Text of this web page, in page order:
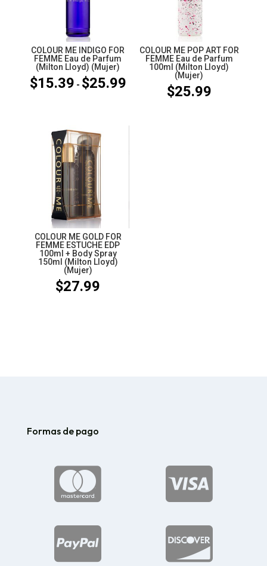
COLOUR ME INDIGO FOR
FEMME Eau de Parfum
(Milton Lloyd) (Mujer)
$15.39 - $25.99Rango
COLOUR ME POP ART FOR
FEMME Eau de Parfum
100ml (Milton Lloyd)
(Mujer)
$25.99
COLOUR ME GOLD FOR
FEMME ESTUCHE EDP
100ml + Body Spray
150ml (Milton Lloyd)
(Mujer)
$27.99
Formas de pago



